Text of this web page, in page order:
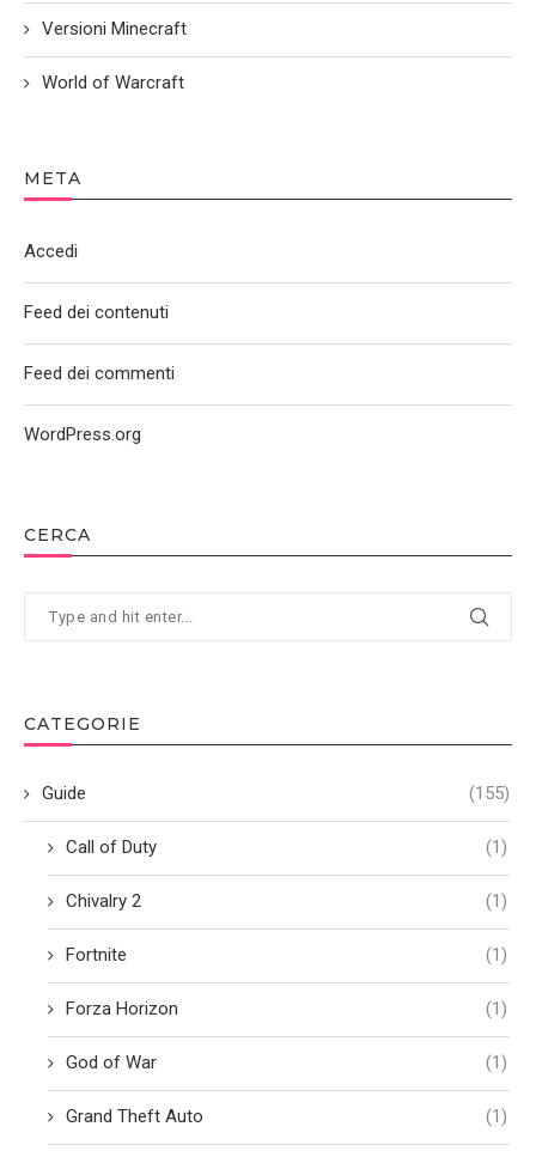
CERCA
CATEGORIE
Guide (155)
Call of Duty (1)
Chivalry 2 (1)
Fortnite (1)
Forza Horizon (1)
God of War (1)
Grand Theft Auto (1)
Versioni Minecraft
World of Warcraft
META
Accedi
Feed dei contenuti
Feed dei commenti
WordPress.org